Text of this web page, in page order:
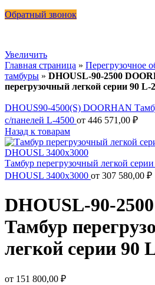
Обратный звонок
Увеличить
Главная страница » Перегрузочное
тамбуры » DHOUSL-90-2500
перегрузочный легкой серии 90 L-
DHOUS90-4500(S) DOORHAN
с/панелей L-4500 от 446 571,00 ₽
Назад к товарам
Тамбур перегрузочный легкой
DHOUSL 3400х3000 от 307 580,00 ₽
DHOUSL-90-
Тамбур
легкой серии 90
от 151 800,00 ₽